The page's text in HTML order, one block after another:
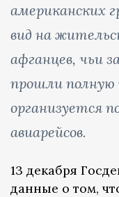
американских
вид на
афганцев, чьи
прошли полную
организуется
авиарейсов.
13 декабря
данные о том,